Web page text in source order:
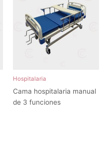
Hospitalaria
Cama hospitalaria manual
de 3 funciones